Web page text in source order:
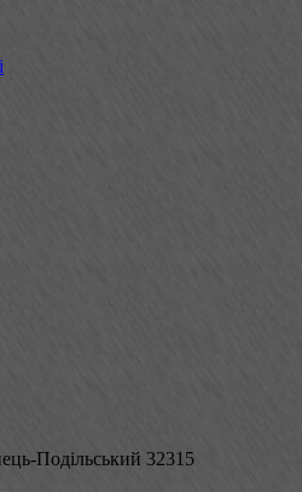
Подільський 32315